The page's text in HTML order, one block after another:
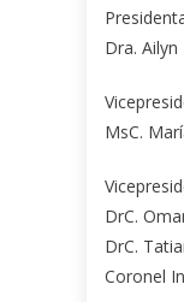
Dra. Ailyn
MsC.
DrC.
DrC.
Coronel